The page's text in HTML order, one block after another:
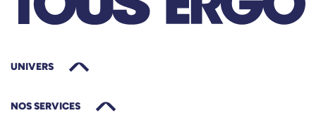
UNIVERS
NOS SERVICES